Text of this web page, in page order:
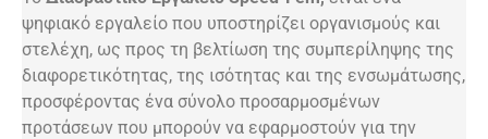
ψηφιακό εργαλείο που υποστηρίζει οργανισμούς και
στελέχη, ως προς τη βελτίωση της συμπερίληψης της
διαφορετικότητας, της ισότητας και της ενσωμάτωσης,
προσφέροντας ένα σύνολο προσαρμοσμένων
προτάσεων που μπορούν να εφαρμοστούν για την